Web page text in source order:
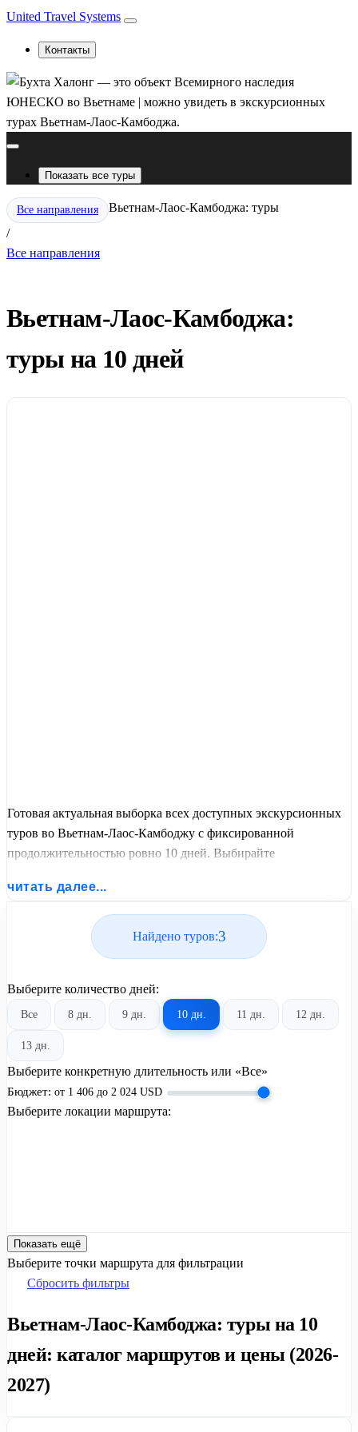
United Travel Systems
Контакты
Показать все туры
Все направления
/
Вьетнам-Лаос-Камбоджа: туры
Все направления
Вьетнам-Лаос-Камбоджа:
туры на 10 дней
Готовая актуальная выборка всех доступных экскурсионных
туров во Вьетнам-Лаос-Камбоджу с фиксированной
продолжительностью ровно 10 дней. Выбирайте
путевок и бронируйте экскурсионный отдых по лучшим
читать далее...
Найдено туров:3
Выберите количество дней:
Все 8 дн. 9 дн. 10 дн. 11 дн. 12 дн.
13 дн.
Выберите конкретную длительность или «Все»
Бюджет: от 1 406 до 2 024 USD
Выберите локации маршрута:
Показать ещё
Выберите точки маршрута для фильтрации
Сбросить фильтры
Вьетнам-Лаос-Камбоджа: туры на 10
дней: каталог маршрутов и цены (2026-
2027)